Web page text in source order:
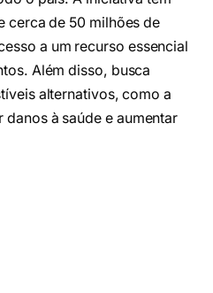
cerca de 50 milhões de
a um recurso essencial
Além disso, busca
alternativos, como a
à saúde e aumentar